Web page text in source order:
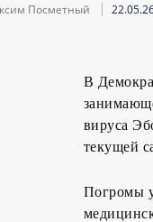
Посметный
В
вируса
текущей
Погромы